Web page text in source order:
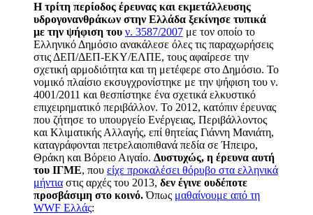
Η τρίτη περίοδος έρευνας και εκμετάλλευσης
υδρογονανθράκων στην Ελλάδα ξεκίνησε τυπικά
με την ψήφιση του ν. 3587/2007 με τον οποίο το
Ελληνικό Δημόσιο ανακάλεσε όλες τις παραχωρήσεις
στις ΔΕΠ/ΔΕΠ-ΕΚΥ/ΕΛΠΕ, τους αφαίρεσε την
σχετική αρμοδιότητα και τη μετέφερε στο Δημόσιο. Το
νομικό πλαίσιο εκσυγχρονίστηκε με την ψήφιση του ν.
4001/2011 και θεσπίστηκε ένα σχετικά ελκυστικό
επιχειρηματικό περιβάλλον. Το 2012, κατόπιν έρευνας
που ζήτησε το υπουργείο Ενέργειας, Περιβάλλοντος
και Κλιματικής Αλλαγής, επί θητείας Γιάννη Μανιάτη,
καταγράφονται πετρελαιοπιθανά πεδία σε Ήπειρο,
Θράκη και Βόρειο Αιγαίο. Δυστυχώς, η έρευνα αυτή
του ΙΓΜΕ, που είχε προκαλέσει θόρυβο στα ελληνικά
μήντια στις αρχές του 2013, δεν έγινε ουδέποτε
προσβάσιμη στο κοινό.Όπως μαθαίνουμε από τη
WWF Ελλάς: